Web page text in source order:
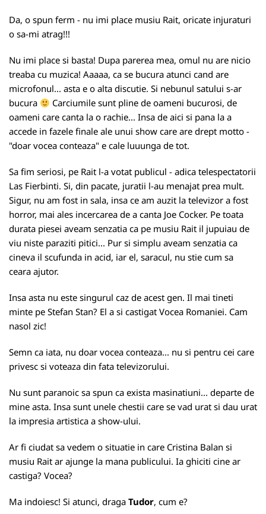
Da, o spun ferm - nu imi place musiu Rait, oricate injuraturi
o sa-mi atrag!!!
Nu imi place si basta! Dupa parerea mea, omul nu are nicio
treaba cu muzica! Aaaaa, ca se bucura atunci cand are
microfonul... asta e o alta discutie. Si nebunul satului s-ar
bucura
Carciumile sunt pline de oameni bucurosi, de
oameni care canta la o rachie... Insa de aici si pana la a
accede in fazele finale ale unui show care are drept motto -
"doar vocea conteaza" e cale luuunga de tot.
Sa fim seriosi, pe Rait l-a votat publicul - adica telespectatorii
Las Fierbinti. Si, din pacate, juratii l-au menajat prea mult.
Sigur, nu am fost in sala, insa ce am auzit la televizor a fost
horror, mai ales incercarea de a canta Joe Cocker. Pe toata
durata piesei aveam senzatia ca pe musiu Rait il jupuiau de
viu niste paraziti pitici... Pur si simplu aveam senzatia ca
cineva il scufunda in acid, iar el, saracul, nu stie cum sa
ceara ajutor.
Insa asta nu este singurul caz de acest gen. Il mai tineti
minte pe Stefan Stan? El a si castigat Vocea Romaniei. Cam
nasol zic!
Semn ca iata, nu doar vocea conteaza... nu si pentru cei care
privesc si voteaza din fata televizorului.
Nu sunt paranoic sa spun ca exista masinatiuni... departe de
mine asta. Insa sunt unele chestii care se vad urat si dau urat
la impresia artistica a show-ului.
Ar fi ciudat sa vedem o situatie in care Cristina Balan si
musiu Rait ar ajunge la mana publicului. Ia ghiciti cine ar
castiga? Vocea?
Ma indoiesc! Si atunci, draga Tudor, cum e?